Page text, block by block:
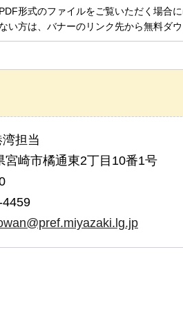
PDF形式のファイルをご覧いただく場合
ない方は、バナーのリンク先から無料ダ
担当
崎市橘通東2丁目10番1号
4459